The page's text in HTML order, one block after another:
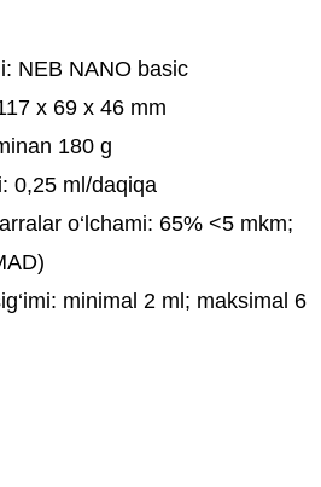
: NEB NANO basic
х 69 х 46 mm
180 g
0,25 ml/daqiqa
o‘lchami: 65% <5 mkm;
minimal 2 ml; maksimal 6